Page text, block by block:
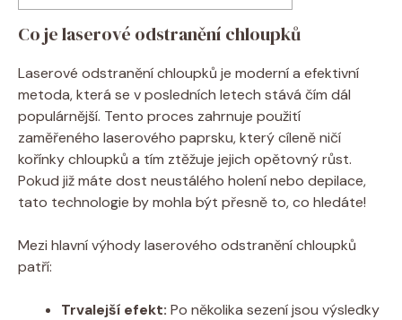
Co je laserové odstranění chloupků
Laserové odstranění chloupků je moderní a efektivní
metoda, která se v posledních letech stává čím dál
populárnější. Tento proces zahrnuje použití
zaměřeného laserového paprsku, který cíleně ničí
kořínky chloupků a tím ztěžuje jejich opětovný růst.
Pokud již máte dost neustálého holení nebo depilace,
tato technologie by mohla být přesně to, co hledáte!
Mezi hlavní výhody laserového odstranění chloupků
patří:
Trvalejší efekt: Po několika sezení jsou výsledky